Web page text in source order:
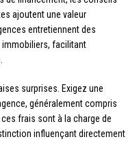
ajoutent une valeur
entretiennent des
immobiliers, facilitant
surprises. Exigez une
généralement compris
frais sont à la charge de
influençant directement